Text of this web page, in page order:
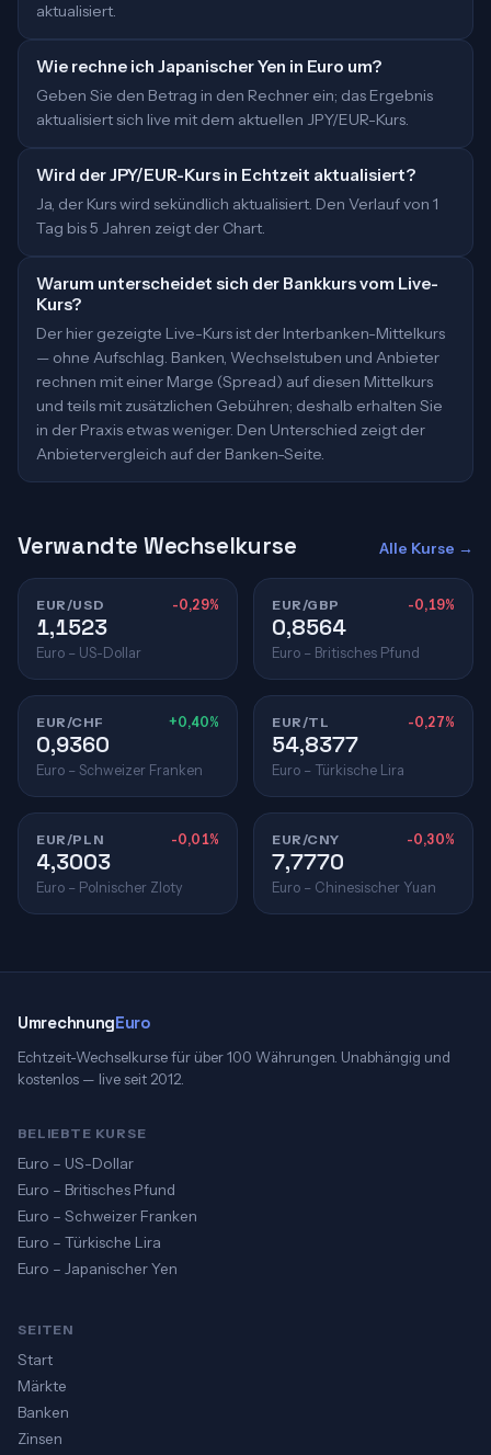
aktualisiert.
Wie rechne ich Japanischer Yen in Euro um?
Geben Sie den Betrag in den Rechner ein; das Ergebnis
aktualisiert sich live mit dem aktuellen JPY/EUR-Kurs.
Wird der JPY/EUR-Kurs in Echtzeit aktualisiert?
Ja, der Kurs wird sekündlich aktualisiert. Den Verlauf von 1
Tag bis 5 Jahren zeigt der Chart.
Warum unterscheidet sich der Bankkurs vom Live-
Kurs?
Der hier gezeigte Live-Kurs ist der Interbanken-Mittelkurs
— ohne Aufschlag. Banken, Wechselstuben und Anbieter
rechnen mit einer Marge (Spread) auf diesen Mittelkurs
und teils mit zusätzlichen Gebühren; deshalb erhalten Sie
in der Praxis etwas weniger. Den Unterschied zeigt der
Anbietervergleich auf der Banken-Seite.
Verwandte Wechselkurse Alle Kurse →
EUR/USD -0,29%
1,1523
Euro – US-Dollar
EUR/GBP -0,19%
0,8564
Euro – Britisches Pfund
EUR/CHF +0,40%
0,9360
Euro – Schweizer Franken
EUR/TL -0,27%
54,8377
Euro – Türkische Lira
EUR/PLN -0,01%
4,3003
Euro – Polnischer Zloty
EUR/CNY -0,30%
7,7770
Euro – Chinesischer Yuan
UmrechnungEuro
Echtzeit-Wechselkurse für über 100 Währungen. Unabhängig und
kostenlos — live seit 2012.
BELIEBTE KURSE
Euro – US-Dollar
Euro – Britisches Pfund
Euro – Schweizer Franken
Euro – Türkische Lira
Euro – Japanischer Yen
SEITEN
Start
Märkte
Banken
Zinsen